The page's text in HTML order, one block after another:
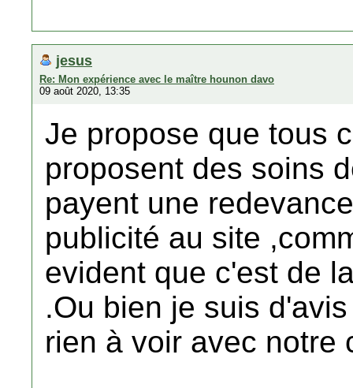
jesus
Re: Mon expérience avec le maître hounon davo
09 août 2020, 13:35
Je propose que tous
proposent des soins
payent une
publicité au site
evident que c'est de
.Ou bien je suis
rien à voir avec notre